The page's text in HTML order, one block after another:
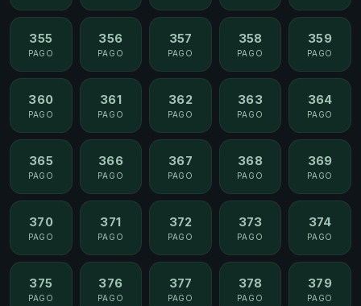
355
PAGO
356
PAGO
357
PAGO
358
PAGO
359
PAGO
360
PAGO
361
PAGO
362
PAGO
363
PAGO
364
PAGO
365
PAGO
366
PAGO
367
PAGO
368
PAGO
369
PAGO
370
PAGO
371
PAGO
372
PAGO
373
PAGO
374
PAGO
375
PAGO
376
PAGO
377
PAGO
378
PAGO
379
PAGO